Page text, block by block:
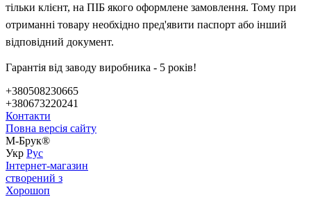
тільки клієнт, на ПІБ якого оформлене замовлення. Тому при
отриманні товару необхідно пред'явити паспорт або інший
відповідний документ.
Гарантія від заводу виробника - 5 років!
+380508230665
+380673220241
Контакти
Повна версія сайту
М-Брук®
Укр Рус
Інтернет-магазин
створений з
Хорошоп